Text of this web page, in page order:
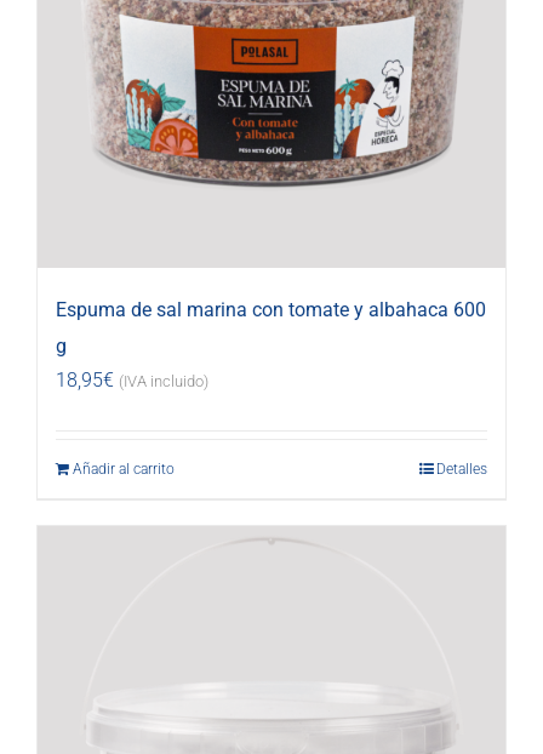
Espuma de sal marina con tomate y albahaca 600
g
18,95€ (IVA incluido)
Añadir al carrito Detalles